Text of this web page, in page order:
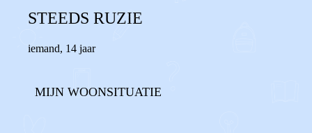
STEEDS RUZIE
iemand, 14 jaar
MIJN WOONSITUATIE